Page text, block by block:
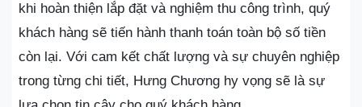
khi hoàn thiện lắp đặt và nghiệm thu công trình, quý
khách hàng sẽ tiến hành thanh toán toàn bộ số tiền
còn lại. Với cam kết chất lượng và sự chuyên nghiệp
trong từng chi tiết, Hưng Chương hy vọng sẽ là sự